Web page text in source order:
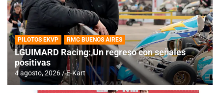
PILOTOS EKVP RMC BUENOS AIRES
LGUIMARD Racing: Un regreso con señales
positivas
4 agosto, 2026 E-Kart